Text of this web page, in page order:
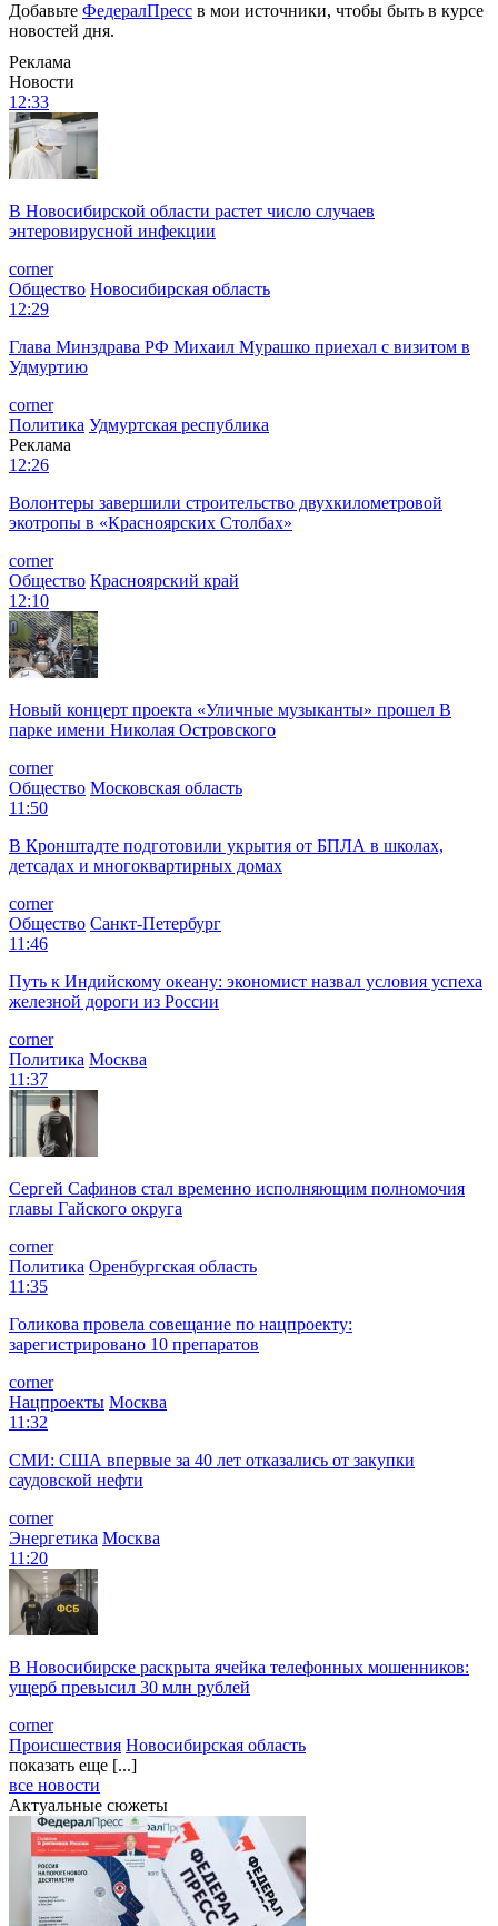
Добавьте ФедералПресс в мои источники, чтобы быть в курсе
новостей дня.
Реклама
Новости
12:33
В Новосибирской области растет число случаев
энтеровирусной инфекции
corner
Общество Новосибирская область
12:29
Глава Минздрава РФ Михаил Мурашко приехал с визитом в
Удмуртию
corner
Политика Удмуртская республика
Реклама
12:26
Волонтеры завершили строительство двухкилометровой
экотропы в «Красноярских Столбах»
corner
Общество Красноярский край
12:10
Новый концерт проекта «Уличные музыканты» прошел В
парке имени Николая Островского
corner
Общество Московская область
11:50
В Кронштадте подготовили укрытия от БПЛА в школах,
детсадах и многоквартирных домах
corner
Общество Санкт-Петербург
11:46
Путь к Индийскому океану: экономист назвал условия успеха
железной дороги из России
corner
Политика Москва
11:37
Сергей Сафинов стал временно исполняющим полномочия
главы Гайского округа
corner
Политика Оренбургская область
11:35
Голикова провела совещание по нацпроекту:
зарегистрировано 10 препаратов
corner
Нацпроекты Москва
11:32
СМИ: США впервые за 40 лет отказались от закупки
саудовской нефти
corner
Энергетика Москва
11:20
В Новосибирске раскрыта ячейка телефонных мошенников:
ущерб превысил 30 млн рублей
corner
Происшествия Новосибирская область
показать еще [...]
все новости
Актуальные сюжеты